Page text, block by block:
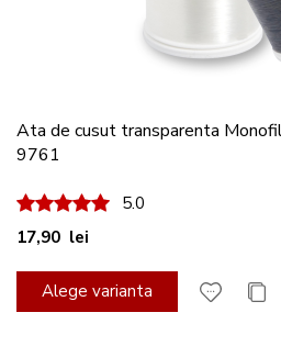
Ata de cusut transparenta
9761
100%
5.0
17,90 lei
Alege varianta